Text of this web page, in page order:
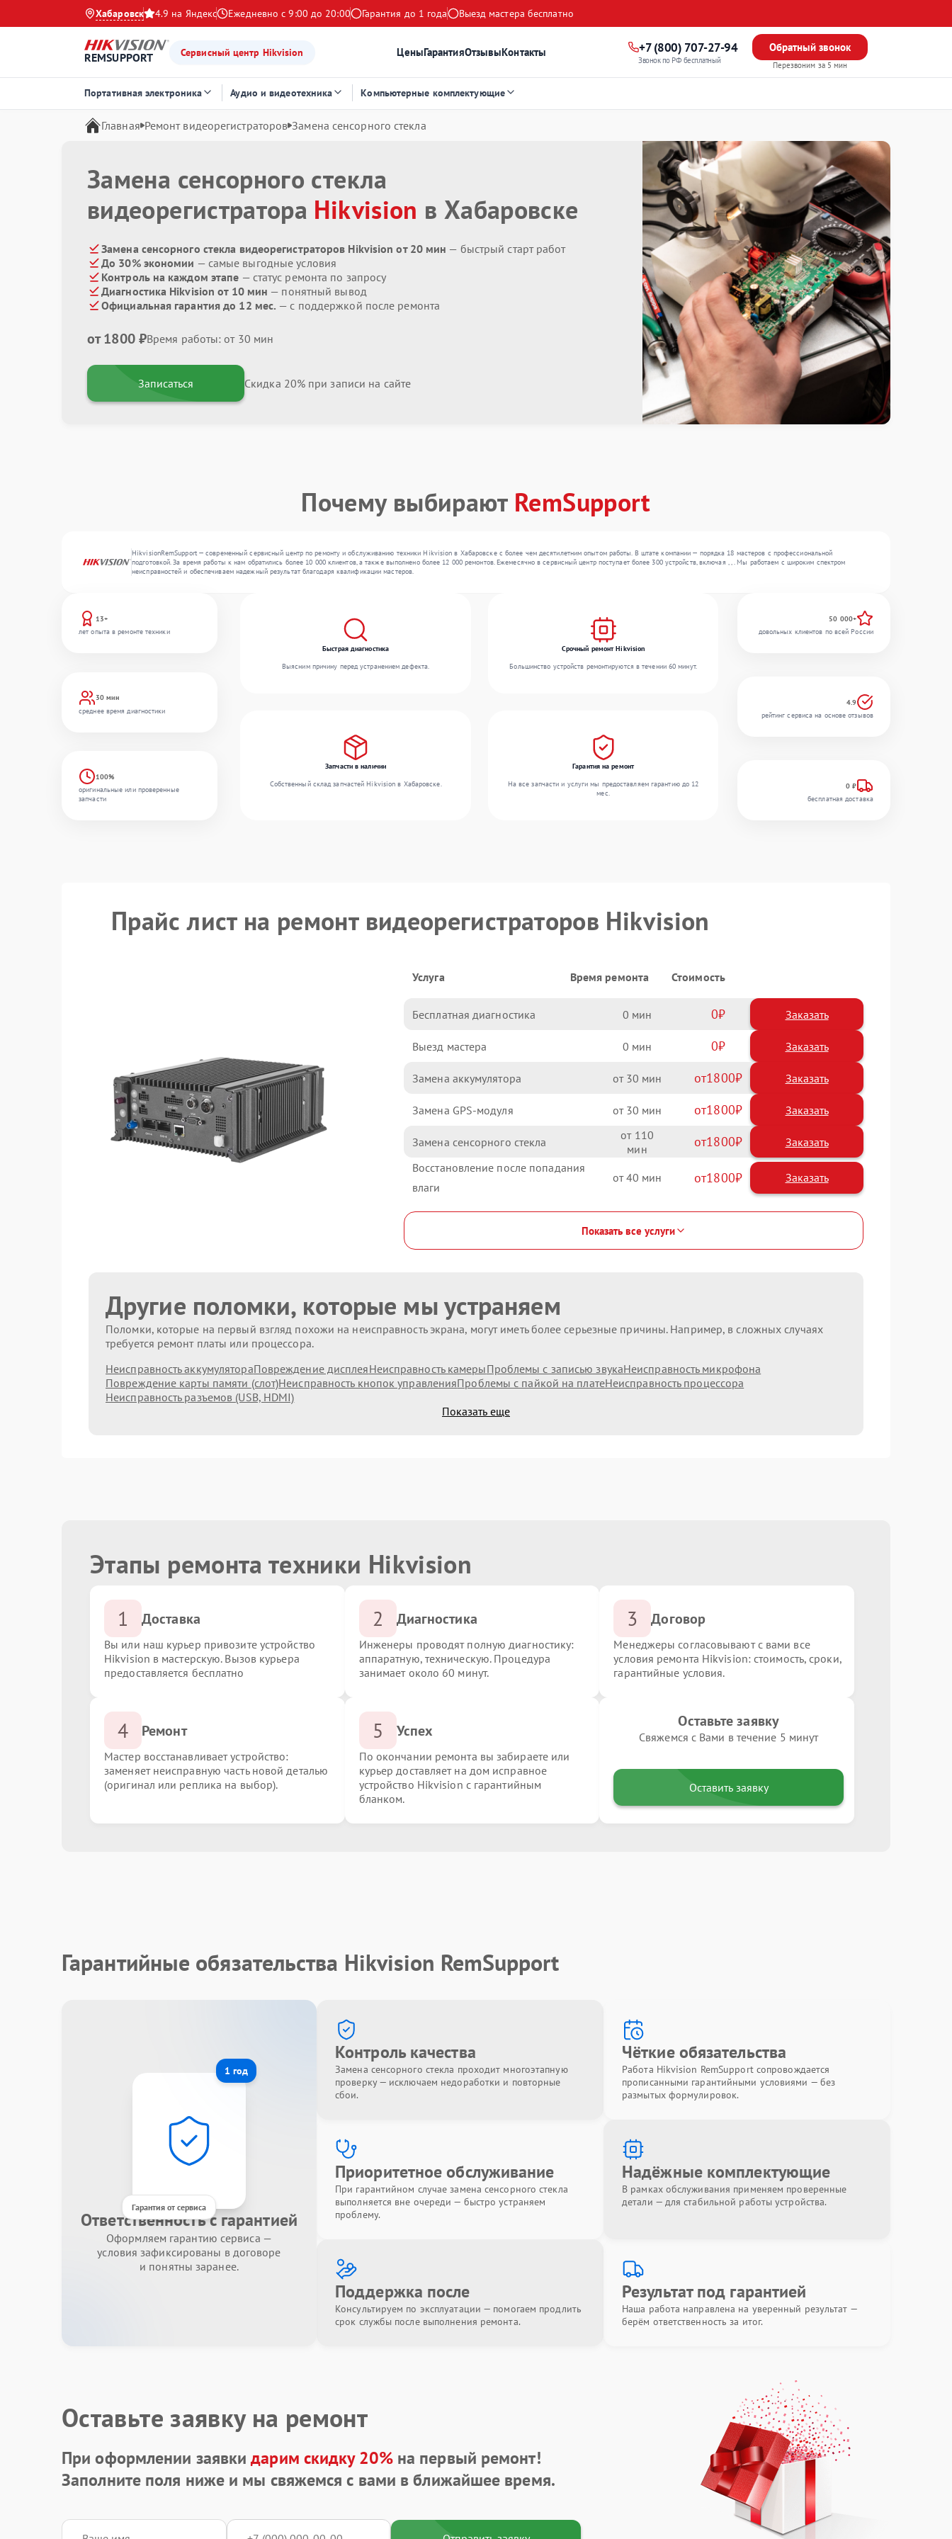
Хабаровск 4.9 на Яндекс Ежедневно с 9:00 до 20:00 Гарантия до 1 года Выезд мастера бесплатно
REMSUPPORT Сервисный центр Hikvision ЦеныГарантияОтзывыКонтакты +7 (800) 707-27-94
Звонок по РФ бесплатный
Обратный звонок
Перезвоним за 5 мин
Портативная электроника Аудио и видеотехника Компьютерные комплектующие
Главная Ремонт видеорегистраторов Замена сенсорного стекла
Замена сенсорного стекла
видеорегистратора Hikvision в Хабаровске
Замена сенсорного стекла видеорегистраторов Hikvision от 20 мин — быстрый старт работ
До 30% экономии — самые выгодные условия
Контроль на каждом этапе — статус ремонта по запросу
Диагностика Hikvision от 10 мин — понятный вывод
Официальная гарантия до 12 мес. — с поддержкой после ремонта
от 1800 ₽Время работы: от 30 мин
Записаться Скидка 20% при записи на сайте
Почему выбирают RemSupport
HikvisionRemSupport — современный сервисный центр по ремонту и обслуживанию техники Hikvision в Хабаровске с более чем десятилетним опытом работы. В штате компании — порядка 18 мастеров с профессиональной
подготовкой. За время работы к нам обратились более 10 000 клиентов, а также выполнено более 12 000 ремонтов. Ежемесячно в сервисный центр поступает более 300 устройств, включая , , . Мы работаем с широким спектром
неисправностей и обеспечиваем надежный результат благодаря квалификации мастеров.
13+
лет опыта в ремонте техники
30 мин
среднее время диагностики
100%
оригинальные или проверенные
запчасти
Быстрая диагностика
Выясним причину перед устранением дефекта.
Срочный ремонт Hikvision
Большинство устройств ремонтируются в течении 60 минут.
Запчасти в наличии
Собственный склад запчастей Hikvision в Хабаровске.
Гарантия на ремонт
На все запчасти и услуги мы предоставляем гарантию до 12
мес.
50 000+
довольных клиентов по всей России
4.9
рейтинг сервиса на основе отзывов
0 ₽
бесплатная доставка
Прайс лист на ремонт видеорегистраторов Hikvision
Услуга Время ремонта Стоимость
Бесплатная диагностика 0 0 Заказать
Выезд мастера 0 0 Заказать
Замена аккумулятора 30 1800
Замена GPS-модуля 30 1800
Замена сенсорного стекла 110 1800
Восстановление после попадания
влаги
40 1800
Показать все услуги
Другие поломки, которые мы устраняем
Поломки, которые на первый взгляд похожи на неисправность экрана, могут иметь более серьезные причины. Например, в сложных случаях
требуется ремонт платы или процессора.
Неисправность аккумулятораПовреждение дисплеяНеисправность камерыПроблемы с записью звукаНеисправность микрофона
Повреждение карты памяти (слот)Неисправность кнопок управленияПроблемы с пайкой на платеНеисправность процессора
Неисправность разъемов (USB, HDMI)
Показать еще
Этапы ремонта техники Hikvision
1 Доставка
Вы или наш курьер привозите устройство
Hikvision в мастерскую. Вызов курьера
предоставляется бесплатно
2 Диагностика
Инженеры проводят полную диагностику:
аппаратную, техническую. Процедура
занимает около 60 минут.
3 Договор
Менеджеры согласовывают с вами все
условия ремонта Hikvision: стоимость, сроки,
гарантийные условия.
4 Ремонт
Мастер восстанавливает устройство:
заменяет неисправную часть новой деталью
(оригинал или реплика на выбор).
5 Успех
По окончании ремонта вы забираете или
курьер доставляет на дом исправное
устройство Hikvision с гарантийным
бланком.
Оставьте заявку
Свяжемся с Вами в течение 5 минут
Оставить заявку
Гарантийные обязательства Hikvision RemSupport
1 год
Гарантия от сервиса
Ответственность с гарантией
Оформляем гарантию сервиса —
условия зафиксированы в договоре
и понятны заранее.
Контроль качества
Замена сенсорного стекла проходит многоэтапную
проверку — исключаем недоработки и повторные
сбои.
Чёткие обязательства
Работа Hikvision RemSupport сопровождается
прописанными гарантийными условиями — без
размытых формулировок.
Приоритетное обслуживание
При гарантийном случае замена сенсорного стекла
выполняется вне очереди — быстро устраняем
проблему.
Надёжные комплектующие
В рамках обслуживания применяем проверенные
детали — для стабильной работы устройства.
Поддержка после
Консультируем по эксплуатации — помогаем продлить
срок службы после выполнения ремонта.
Результат под гарантией
Наша работа направлена на уверенный результат —
берём ответственность за итог.
Оставьте заявку на ремонт
При оформлении заявкидарим скидку 20%на первый ремонт!
Заполните поля ниже и мы свяжемся с вами в ближайшее время.